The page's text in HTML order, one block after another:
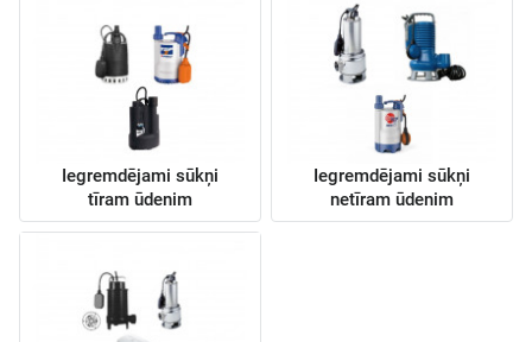
Iegremdējami sūkņi
tīram ūdenim
Iegremdējami sūkņi
netīram ūdenim